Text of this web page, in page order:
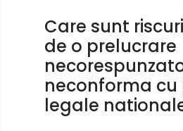
Care sunt
de o prelucrare
neconforma cu
legale